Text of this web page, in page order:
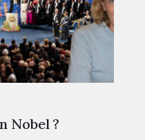
Nobel ?